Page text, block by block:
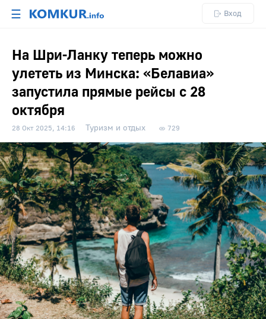
☰ Вход
На Шри-Ланку теперь можно
улететь из Минска: «Белавиа»
запустила прямые рейсы с 28
октября
28 Окт 2025, 14:16 Туризм и отдых 729